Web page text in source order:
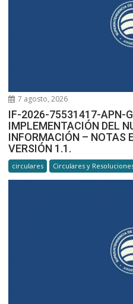
7 agosto, 2026
IF-2026-75531417-APN-
IMPLEMENTACIÓN DEL
INFORMACIÓN – NOTAS
VERSIÓN 1.1.
circulares Circulares y